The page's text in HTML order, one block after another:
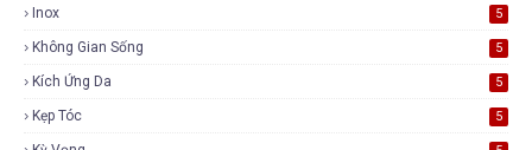
Inox 5
Không Gian Sống 5
Kích Ứng Da 5
Kẹp Tóc 5